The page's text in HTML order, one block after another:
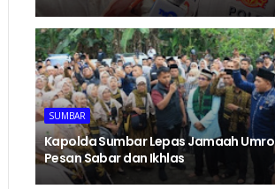
SUMBAR
Kapolda Sumbar Lepas Jamaah
Pesan Sabar dan Ikhlas